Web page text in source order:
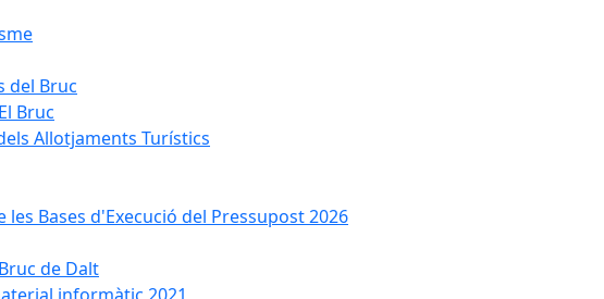
del Bruc
Bruc
Allotjaments Turístics
Bases d'Execució del Pressupost 2026
de Dalt